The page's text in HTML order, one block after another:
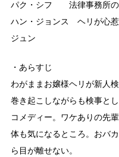
パク・シフ 法律事務所の
ハン・ジョンス ヘリが心
ジュン
・あらすじ
わがままお嬢様ヘリが新人
巻き起こしながらも検事と
コメディー。ワケありの先
体も気になるところ。おバ
ら目が離せない。